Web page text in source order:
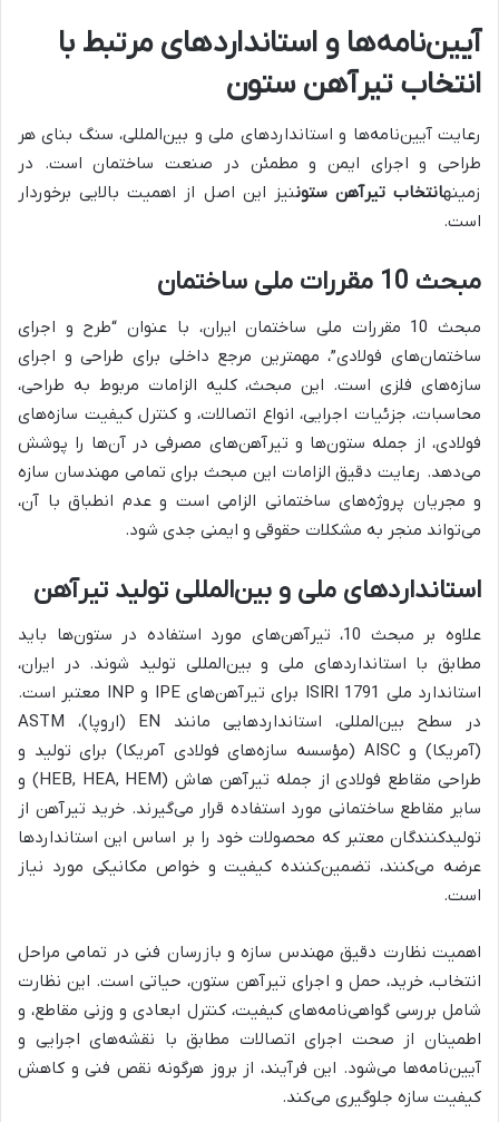
آیین‌نامه‌ها و استانداردهای مرتبط با
انتخاب تیرآهن ستون
رعایت آیین‌نامه‌ها و استانداردهای ملی و بین‌المللی، سنگ بنای هر
طراحی و اجرای ایمن و مطمئن در صنعت ساختمان است. در
زمینهانتخاب تیرآهن ستوننیز این اصل از اهمیت بالایی برخوردار
است.
مبحث 10 مقررات ملی ساختمان
مبحث 10 مقررات ملی ساختمان ایران، با عنوان “طرح و اجرای
ساختمان‌های فولادی”، مهمترین مرجع داخلی برای طراحی و اجرای
سازه‌های فلزی است. این مبحث، کلیه الزامات مربوط به طراحی،
محاسبات، جزئیات اجرایی، انواع اتصالات، و کنترل کیفیت سازه‌های
فولادی، از جمله ستون‌ها و تیرآهن‌های مصرفی در آن‌ها را پوشش
می‌دهد. رعایت دقیق الزامات این مبحث برای تمامی مهندسان سازه
و مجریان پروژه‌های ساختمانی الزامی است و عدم انطباق با آن،
می‌تواند منجر به مشکلات حقوقی و ایمنی جدی شود.
استانداردهای ملی و بین‌المللی تولید تیرآهن
علاوه بر مبحث 10، تیرآهن‌های مورد استفاده در ستون‌ها باید
مطابق با استانداردهای ملی و بین‌المللی تولید شوند. در ایران،
استاندارد ملی ISIRI 1791 برای تیرآهن‌های IPE و INP معتبر است.
در سطح بین‌المللی، استانداردهایی مانند EN (اروپا)، ASTM
(آمریکا) و AISC (مؤسسه سازه‌های فولادی آمریکا) برای تولید و
طراحی مقاطع فولادی از جمله تیرآهن هاش (HEB, HEA, HEM) و
سایر مقاطع ساختمانی مورد استفاده قرار می‌گیرند. خرید تیرآهن از
تولیدکنندگان معتبر که محصولات خود را بر اساس این استانداردها
عرضه می‌کنند، تضمین‌کننده کیفیت و خواص مکانیکی مورد نیاز
است.
اهمیت نظارت دقیق مهندس سازه و بازرسان فنی در تمامی مراحل
انتخاب، خرید، حمل و اجرای تیرآهن ستون، حیاتی است. این نظارت
شامل بررسی گواهی‌نامه‌های کیفیت، کنترل ابعادی و وزنی مقاطع، و
اطمینان از صحت اجرای اتصالات مطابق با نقشه‌های اجرایی و
آیین‌نامه‌ها می‌شود. این فرآیند، از بروز هرگونه نقص فنی و کاهش
کیفیت سازه جلوگیری می‌کند.